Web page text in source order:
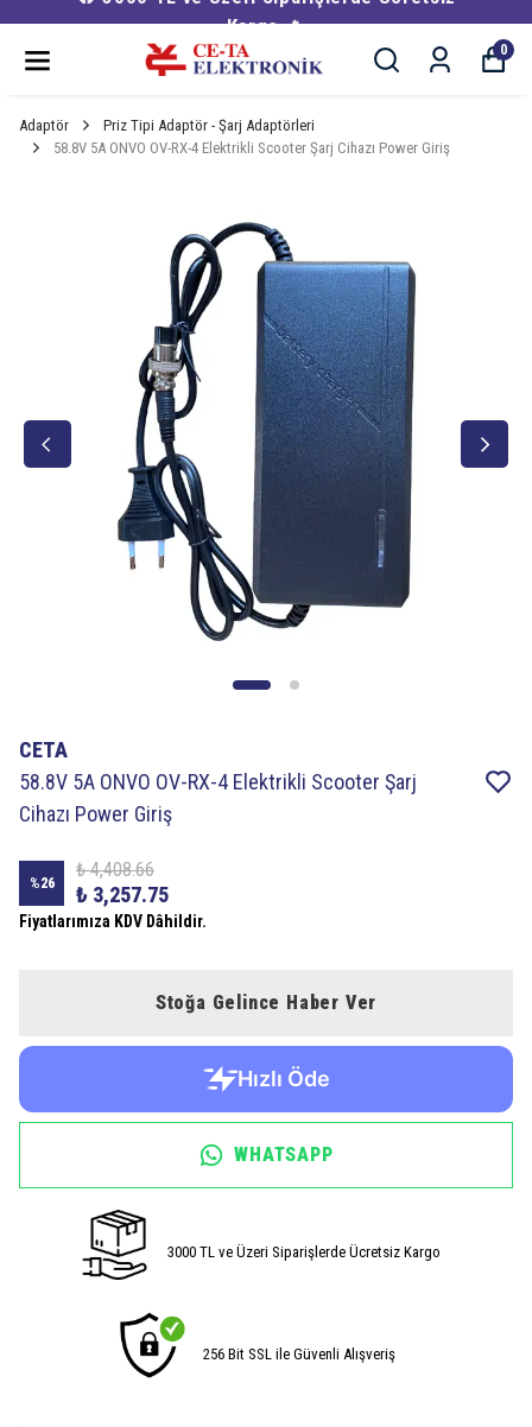
Kargo 🔥
0
Adaptör
Priz Tipi Adaptör - Şarj Adaptörleri
58.8V 5A ONVO OV-RX-4 Elektrikli Scooter Şarj Cihazı Power Giriş
CETA
58.8V 5A ONVO OV-RX-4 Elektrikli Scooter Şarj
Cihazı Power Giriş
%26
₺ 4,408.66
₺ 3,257.75
Fiyatlarımıza KDV Dâhildir.
Stoğa Gelince Haber Ver
WHATSAPP
3000 TL ve Üzeri Siparişlerde Ücretsiz Kargo
256 Bit SSL ile Güvenli Alışveriş